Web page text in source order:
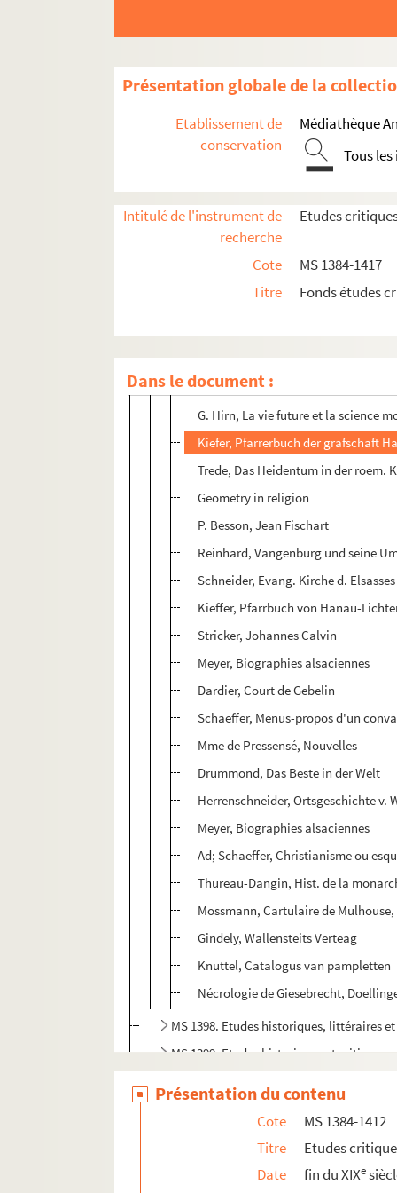
Présentation globale de la
Etablissement de
conservation
Médiathèque
Tous
Intitulé de l'instrument de
recherche
Etudes
Cote
MS 1384-1417
Titre
Fonds études
Dans le document :
Jean Schilter
Bibliographie
L'historiographie alsacienne (1886-
de Meaux, La Réforme et la
Dardier, Encore les Camisards
L. Trial, Conférences
Schneider, Evangel - Kirche des
Stricker, Joh. Calvin Prediger zur
G. Hirn, La vie future et la science
Kiefer, Pfarrerbuch der grafschaft
Trede, Das Heidentum in der roem.
Geometry in religion
P. Besson, Jean Fischart
Reinhard, Vangenburg und seine
Schneider, Evang. Kirche d.
Kieffer, Pfarrbuch von Hanau-
Stricker, Johannes Calvin
Meyer, Biographies alsaciennes
Dardier, Court de Gebelin
Schaeffer, Menus-propos d'un
Mme de Pressensé, Nouvelles
Drummond, Das Beste in der Welt
Herrenschneider, Ortsgeschichte v.
Meyer, Biographies alsaciennes
Ad; Schaeffer, Christianisme ou
Thureau-Dangin, Hist. de la
Mossmann, Cartulaire de Mulhouse,
Gindely, Wallensteits Verteag
Knuttel, Catalogus van pampletten
Nécrologie de Giesebrecht,
MS 1398. Etudes historiques, littéraires
MS 1399. Etudes historiques et critiques
Présentation du contenu
Cote
MS 1384-1412
Titre
Etudes
Date
fin du XIXe